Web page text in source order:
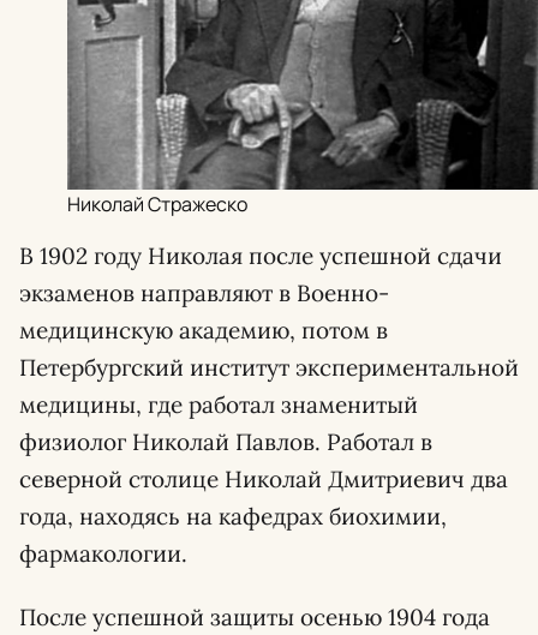
Николай Стражеско
В 1902 году Николая после успешной сдачи
экзаменов направляют в Военно-
медицинскую академию, потом в
Петербургский институт экспериментальной
медицины, где работал знаменитый
физиолог Николай Павлов. Работал в
северной столице Николай Дмитриевич два
года, находясь на кафедрах биохимии,
фармакологии.
После успешной защиты осенью 1904 года